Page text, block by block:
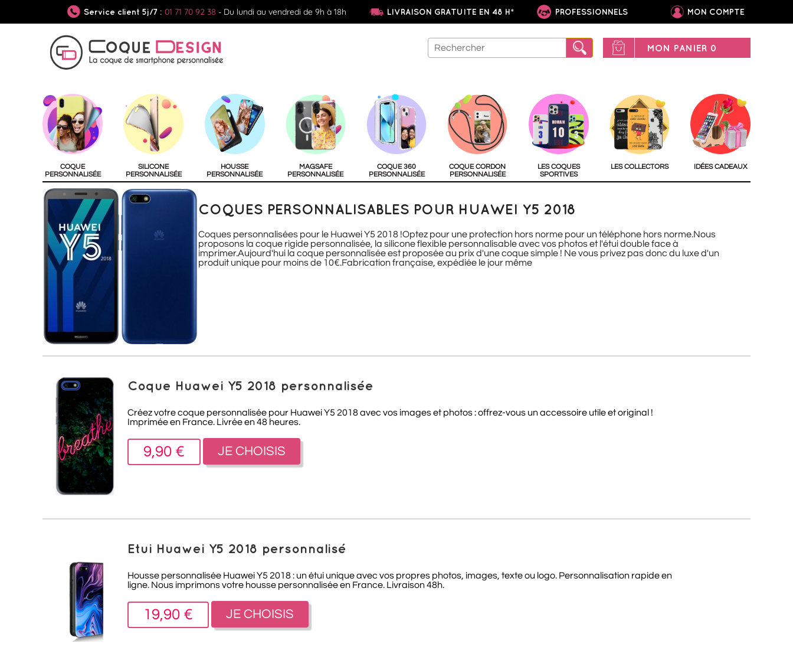
Service client 5j/7 : 01 71 70 92 38 - Du lundi au vendredi de 9h à 18h LIVRAISON GRATUITE EN 48 H* PROFESSIONNELS MON COMPTE
MON PANIER 0
COQUE
PERSONNALISÉE
SILICONE
PERSONNALISÉE
HOUSSE
PERSONNALISÉE
MAGSAFE
PERSONNALISÉE
COQUE 360
PERSONNALISÉE
COQUE CORDON
PERSONNALISÉE
LES COQUES
SPORTIVES
LES COLLECTORS IDÉES CADEAUX
COQUES PERSONNALISABLES POUR HUAWEI Y5 2018
Coques personnalisées pour le Huawei Y5 2018 !Optez pour une protection hors norme pour un téléphone hors norme.Nous
proposons la coque rigide personnalisée, la silicone flexible personnalisable avec vos photos et l'étui double face à
imprimer.Aujourd'hui la coque personnalisée est proposée au prix d'une coque simple ! Ne vous privez pas donc du luxe d'un
produit unique pour moins de 10€.Fabrication française, expédiée le jour même
Coque Huawei Y5 2018 personnalisée
Créez votre coque personnalisée pour Huawei Y5 2018 avec vos images et photos : offrez-vous un accessoire utile et original !
Imprimée en France. Livrée en 48 heures.
9,90 € JE CHOISIS
Etui Huawei Y5 2018 personnalisé
Housse personnalisée Huawei Y5 2018 : un étui unique avec vos propres photos, images, texte ou logo. Personnalisation rapide en
ligne. Nous imprimons votre housse personnalisée en France. Livraison 48h.
19,90 € JE CHOISIS